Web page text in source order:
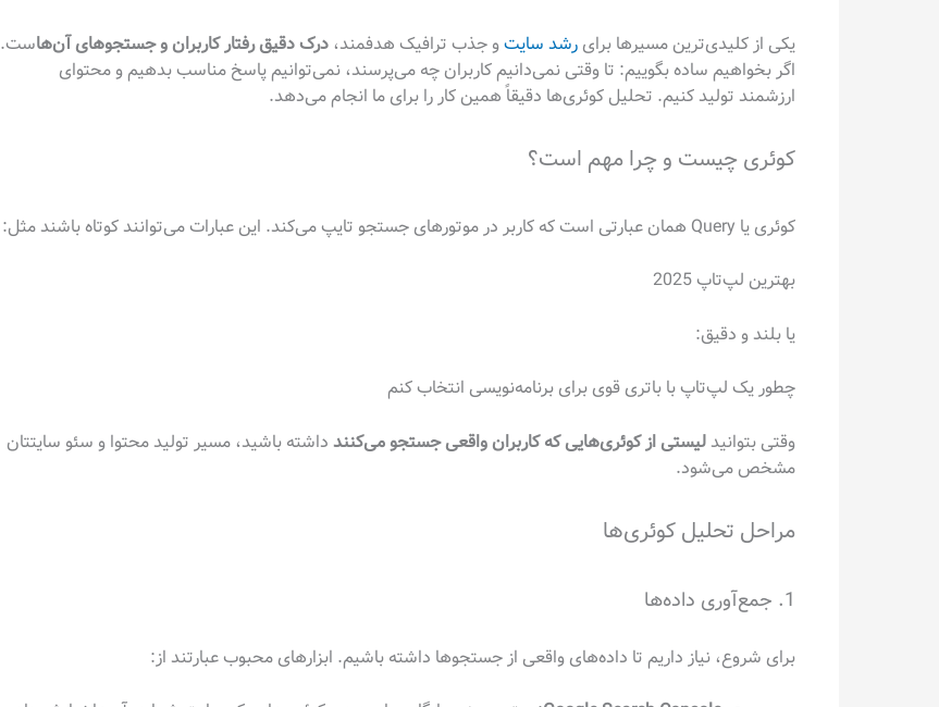
یکی از کلیدی‌ترین مسیرها برای رشد سایتو جذب ترافیک هدفمند، درک دقیق رفتار کاربران و جستجوهای آن‌هاست.
اگر بخواهیم ساده بگوییم: تا وقتی نمی‌دانیم کاربران چه می‌پرسند، نمی‌توانیم پاسخ مناسب بدهیم و محتوای
ارزشمند تولید کنیم. تحلیل کوئری‌ها دقیقاً همین کار را برای ما انجام می‌دهد.
کوئری چیست و چرا مهم است؟
کوئری یا Query همان عبارتی است که کاربر در موتورهای جستجو تایپ می‌کند. این عبارات می‌توانند کوتاه باشند مثل:
بهترین لپ‌تاپ 2025
یا بلند و دقیق:
چطور یک لپ‌تاپ با باتری قوی برای برنامه‌نویسی انتخاب کنم
وقتی بتوانید لیستی از کوئری‌هایی که کاربران واقعی جستجو می‌کنند داشته باشید، مسیر تولید محتوا و سئو سایتتان
مشخص می‌شود.
مراحل تحلیل کوئری‌ها
1. جمع‌آوری داده‌ها
برای شروع، نیاز داریم تا داده‌های واقعی از جستجوها داشته باشیم. ابزارهای محبوب عبارتند از: